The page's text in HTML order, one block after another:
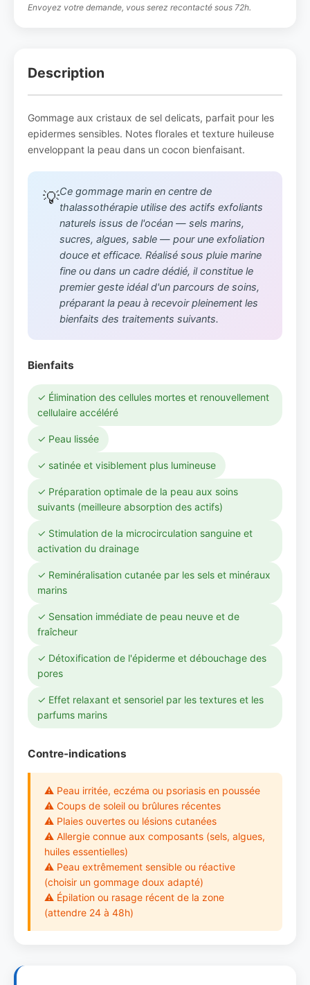
Envoyez votre demande, vous serez recontacté sous 72h.
Description
Gommage aux cristaux de sel delicats, parfait pour les
epidermes sensibles. Notes florales et texture huileuse
enveloppant la peau dans un cocon bienfaisant.
💡Ce gommage marin en centre de
thalassothérapie utilise des actifs exfoliants
naturels issus de l'océan — sels marins,
sucres, algues, sable — pour une exfoliation
douce et efficace. Réalisé sous pluie marine
fine ou dans un cadre dédié, il constitue le
premier geste idéal d'un parcours de soins,
préparant la peau à recevoir pleinement les
bienfaits des traitements suivants.
Bienfaits
✓ Élimination des cellules mortes et renouvellement
cellulaire accéléré
✓ Peau lissée
✓ satinée et visiblement plus lumineuse
✓ Préparation optimale de la peau aux soins
suivants (meilleure absorption des actifs)
✓ Stimulation de la microcirculation sanguine et
activation du drainage
✓ Reminéralisation cutanée par les sels et minéraux
marins
✓ Sensation immédiate de peau neuve et de
fraîcheur
✓ Détoxification de l'épiderme et débouchage des
pores
✓ Effet relaxant et sensoriel par les textures et les
parfums marins
Contre-indications
⚠ Peau irritée, eczéma ou psoriasis en poussée
⚠ Coups de soleil ou brûlures récentes
⚠ Plaies ouvertes ou lésions cutanées
⚠ Allergie connue aux composants (sels, algues,
huiles essentielles)
⚠ Peau extrêmement sensible ou réactive
(choisir un gommage doux adapté)
⚠ Épilation ou rasage récent de la zone
(attendre 24 à 48h)